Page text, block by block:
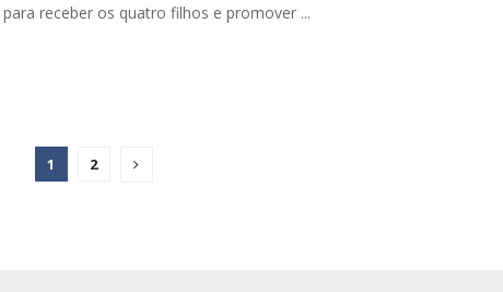
para receber os quatro filhos e promover ...
1 2